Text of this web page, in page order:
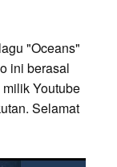
"Oceans"
ini berasal
Youtube
Selamat